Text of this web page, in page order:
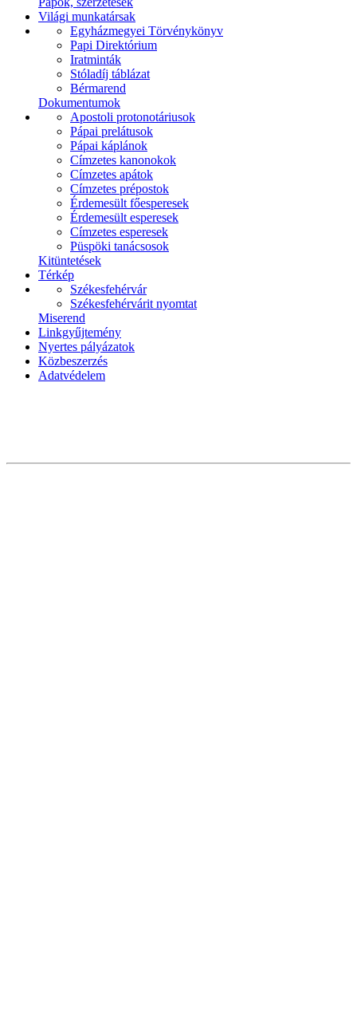
Világi munkatársak
Egyházmegyei Törvénykönyv
Papi Direktórium
Iratminták
Stóladíj táblázat
Bérmarend
Dokumentumok
Apostoli protonotáriusok
Pápai prelátusok
Pápai káplánok
Címzetes kanonokok
Címzetes apátok
Címzetes prépostok
Érdemesült főesperesek
Érdemesült esperesek
Címzetes esperesek
Püspöki tanácsosok
Kitüntetések
Térkép
Székesfehérvár
Székesfehérvárit nyomtat
Miserend
Linkgyűjtemény
Nyertes pályázatok
Közbeszerzés
Adatvédelem